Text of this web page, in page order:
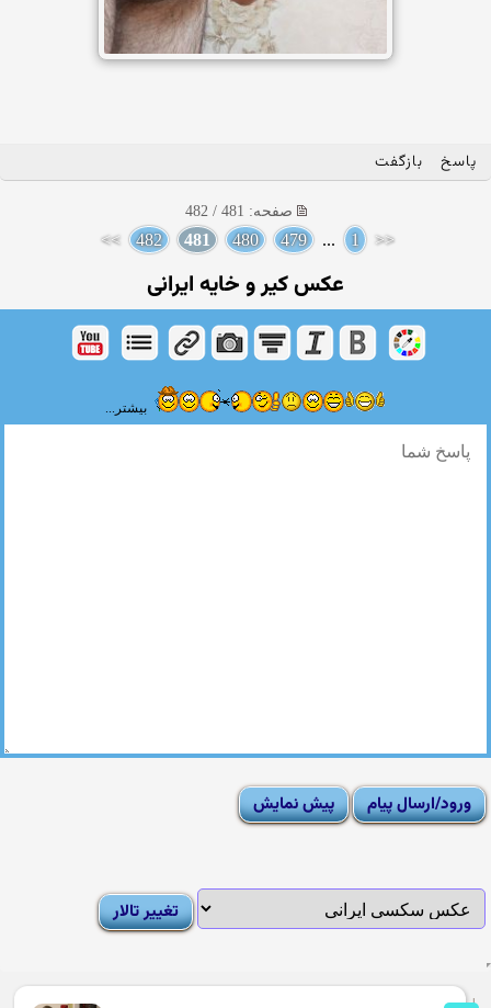
پاسخ بازگفت
صفحه: 481 / 482
<<
1
...
479
480
481
482
>>
عکس کیر و خایه ایرانی
بیشتر...
Moderator List |